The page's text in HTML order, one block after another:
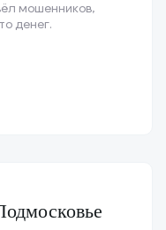
мошенников,
денег.